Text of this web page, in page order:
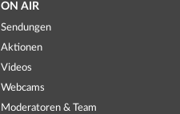
ON AIR
Sendungen
Aktionen
Videos
Webcams
Moderatoren & Team